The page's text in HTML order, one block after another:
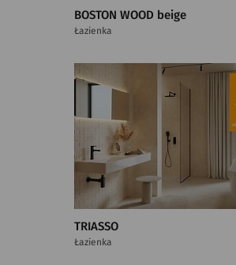
BOSTON WOOD beige
Łazienka
TRIASSO
Łazienka